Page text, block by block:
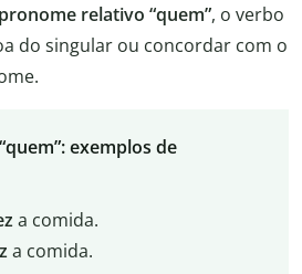
pronome relativo “quem”, o verbo
do singular ou concordar com o
exemplos de
a comida.
a comida.